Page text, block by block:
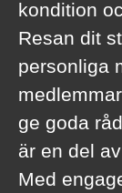
kondition
Resan dit
personliga
ge goda
är en del
Med